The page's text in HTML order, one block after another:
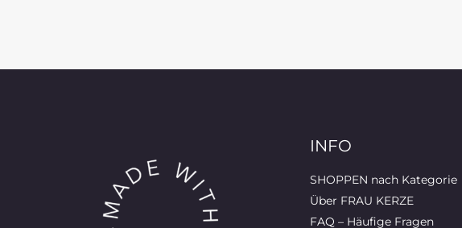
INFO
SHOPPEN nach Kategorie
Über FRAU KERZE
FAQ – Häufige Fragen